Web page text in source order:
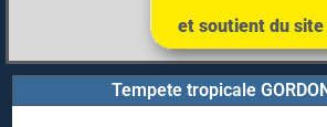
et soutient du site
Tempete tropicale